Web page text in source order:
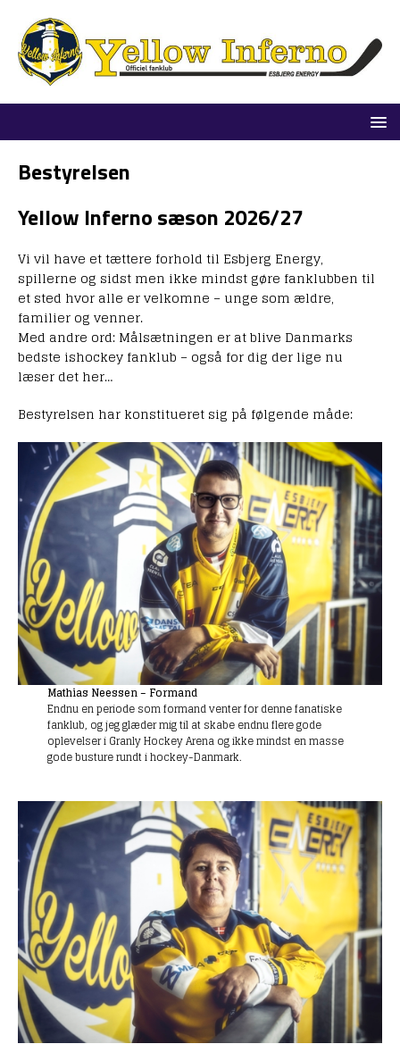
Bestyrelsen
Yellow Inferno sæson 2026/27
Vi vil have et tættere forhold til Esbjerg Energy,
spillerne og sidst men ikke mindst gøre fanklubben til
et sted hvor alle er velkomne – unge som ældre,
familier og venner.
Med andre ord: Målsætningen er at blive Danmarks
bedste ishockey fanklub – også for dig der lige nu
læser det her…
Bestyrelsen har konstitueret sig på følgende måde:
Mathias Neessen – Formand
Endnu en periode som formand venter for denne fanatiske
fanklub, og jeg glæder mig til at skabe endnu flere gode
oplevelser i Granly Hockey Arena og ikke mindst en masse
gode busture rundt i hockey-Danmark.